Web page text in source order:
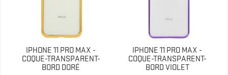
IPHONE 11 PRO MAX -
COQUE-TRANSPARENT-
BORD DORÉ
IPHONE 11 PRO MAX -
COQUE-TRANSPARENT-
BORD VIOLET